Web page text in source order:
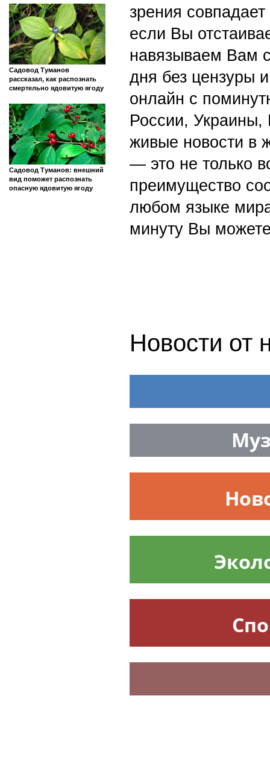
Садовод Туманов
рассказал, как распознать
смертельно ядовитую ягоду
Садовод Туманов: внешний
вид поможет распознать
опасную ядовитую ягоду
зрения
если Вы
навязываем Вам
дня без цензуры
онлайн с
России,
живые новости в
— это не только
преимущество
любом языке
минуту Вы
Новости от